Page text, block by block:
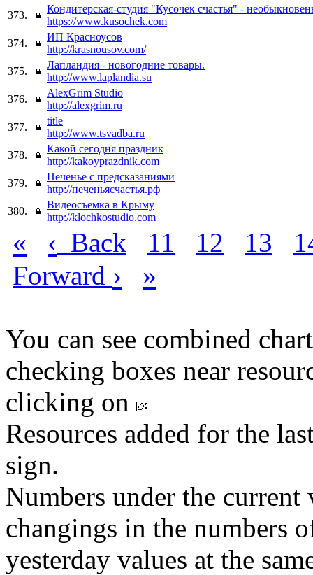
373.
Кондитерская-студия "Кусочек счастья" -
https://www.kusochek.com
374.
ИП Красноусов
http://krasnousov.com/
375.
Лапландия - новогодние товары.
http://www.laplandia.su
376.
AlexGrim Studio
http://alexgrim.ru
377.
title
http://www.tsvadba.ru
378.
Какой сегодня праздник
http://kakoyprazdnik.com
379.
Печенье с предсказаниями
http://печеньясчастья.рф
380.
Видеосъемка в Крыму
http://klochkostudio.com
« ‹ Back 11 12 13
Forward › »
You can see combined
checking boxes near
clicking on
Resources added for the
sign.
Numbers under the
changings in the numbers
yesterday values at the